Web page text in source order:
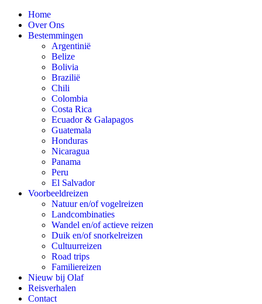
Home
Over Ons
Bestemmingen
Argentinië
Belize
Bolivia
Brazilië
Chili
Colombia
Costa Rica
Ecuador & Galapagos
Guatemala
Honduras
Nicaragua
Panama
Peru
El Salvador
Voorbeeldreizen
Natuur en/of vogelreizen
Landcombinaties
Wandel en/of actieve reizen
Duik en/of snorkelreizen
Cultuurreizen
Road trips
Familiereizen
Nieuw bij Olaf
Reisverhalen
Contact